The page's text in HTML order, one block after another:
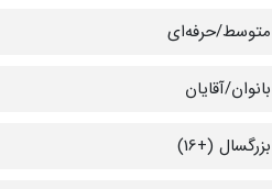
متوسط/حرفه‌ای
بانوان/آقایان
بزرگسال (+16)